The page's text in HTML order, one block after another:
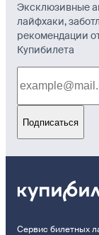
Эксклюзивные
лайфхаки,
рекомендации
Купибилета
Подписаться
Сервис билетных